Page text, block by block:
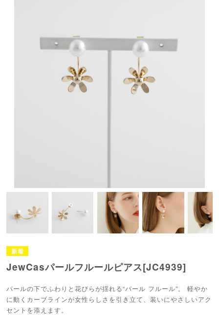
JewCasパールフルールピアス[JC4939]
パールの下でふわりと花びらが揺れる“パール フルール”。 軽やか
に動くカーブラインが女性らしさを引き立て、装いにやさしいアク
セントを添えます。